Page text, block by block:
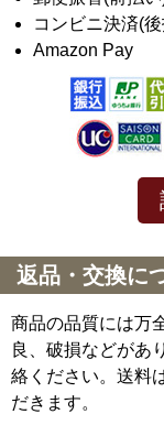
コンビニ決済(
Amazon Pay
返品・交換に
商品の品質には万
良、破損などがあ
絡ください。送料
だきます。